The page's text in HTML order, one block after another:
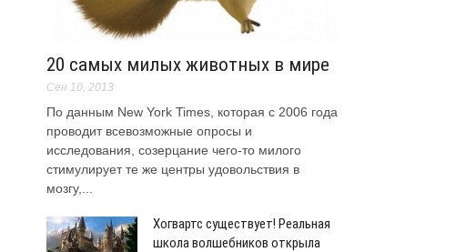
20 самых милых животных в мире
Сен 10, 2013
По данным New York Times, которая с 2006 года
проводит всевозможные опросы и
исследования, созерцание чего-то милого
стимулирует те же центры удовольствия в
мозгу,...
Хогвартс существует! Реальная
школа волшебников открыла